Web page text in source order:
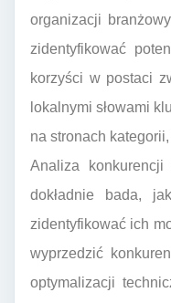
organizacji
zidentyfikować
korzyści w postaci
lokalnymi słowami
na stronach
Analiza
dokładnie bada,
zidentyfikować ich
wyprzedzić
optymalizacji